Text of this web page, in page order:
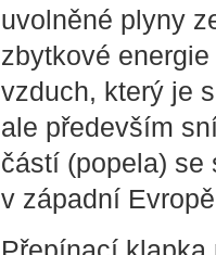
uvolněné plyny
zbytkové
vzduch, který je
ale především
částí (popela) se
v západní